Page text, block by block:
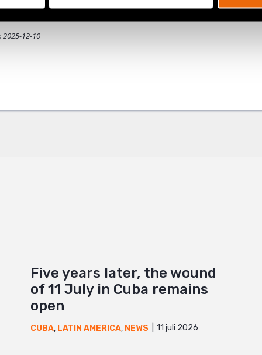
att påverka skyddet för den personliga
2025-12-10
Five years later, the wound
of 11 July in Cuba remains
open
CUBA, LATIN AMERICA, NEWS 11 juli 2026